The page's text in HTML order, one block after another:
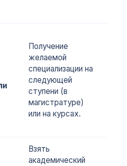
Получение
желаемой
специализации на
следующей
ступени (в
магистратуре)
или на курсах.
Взять
академический